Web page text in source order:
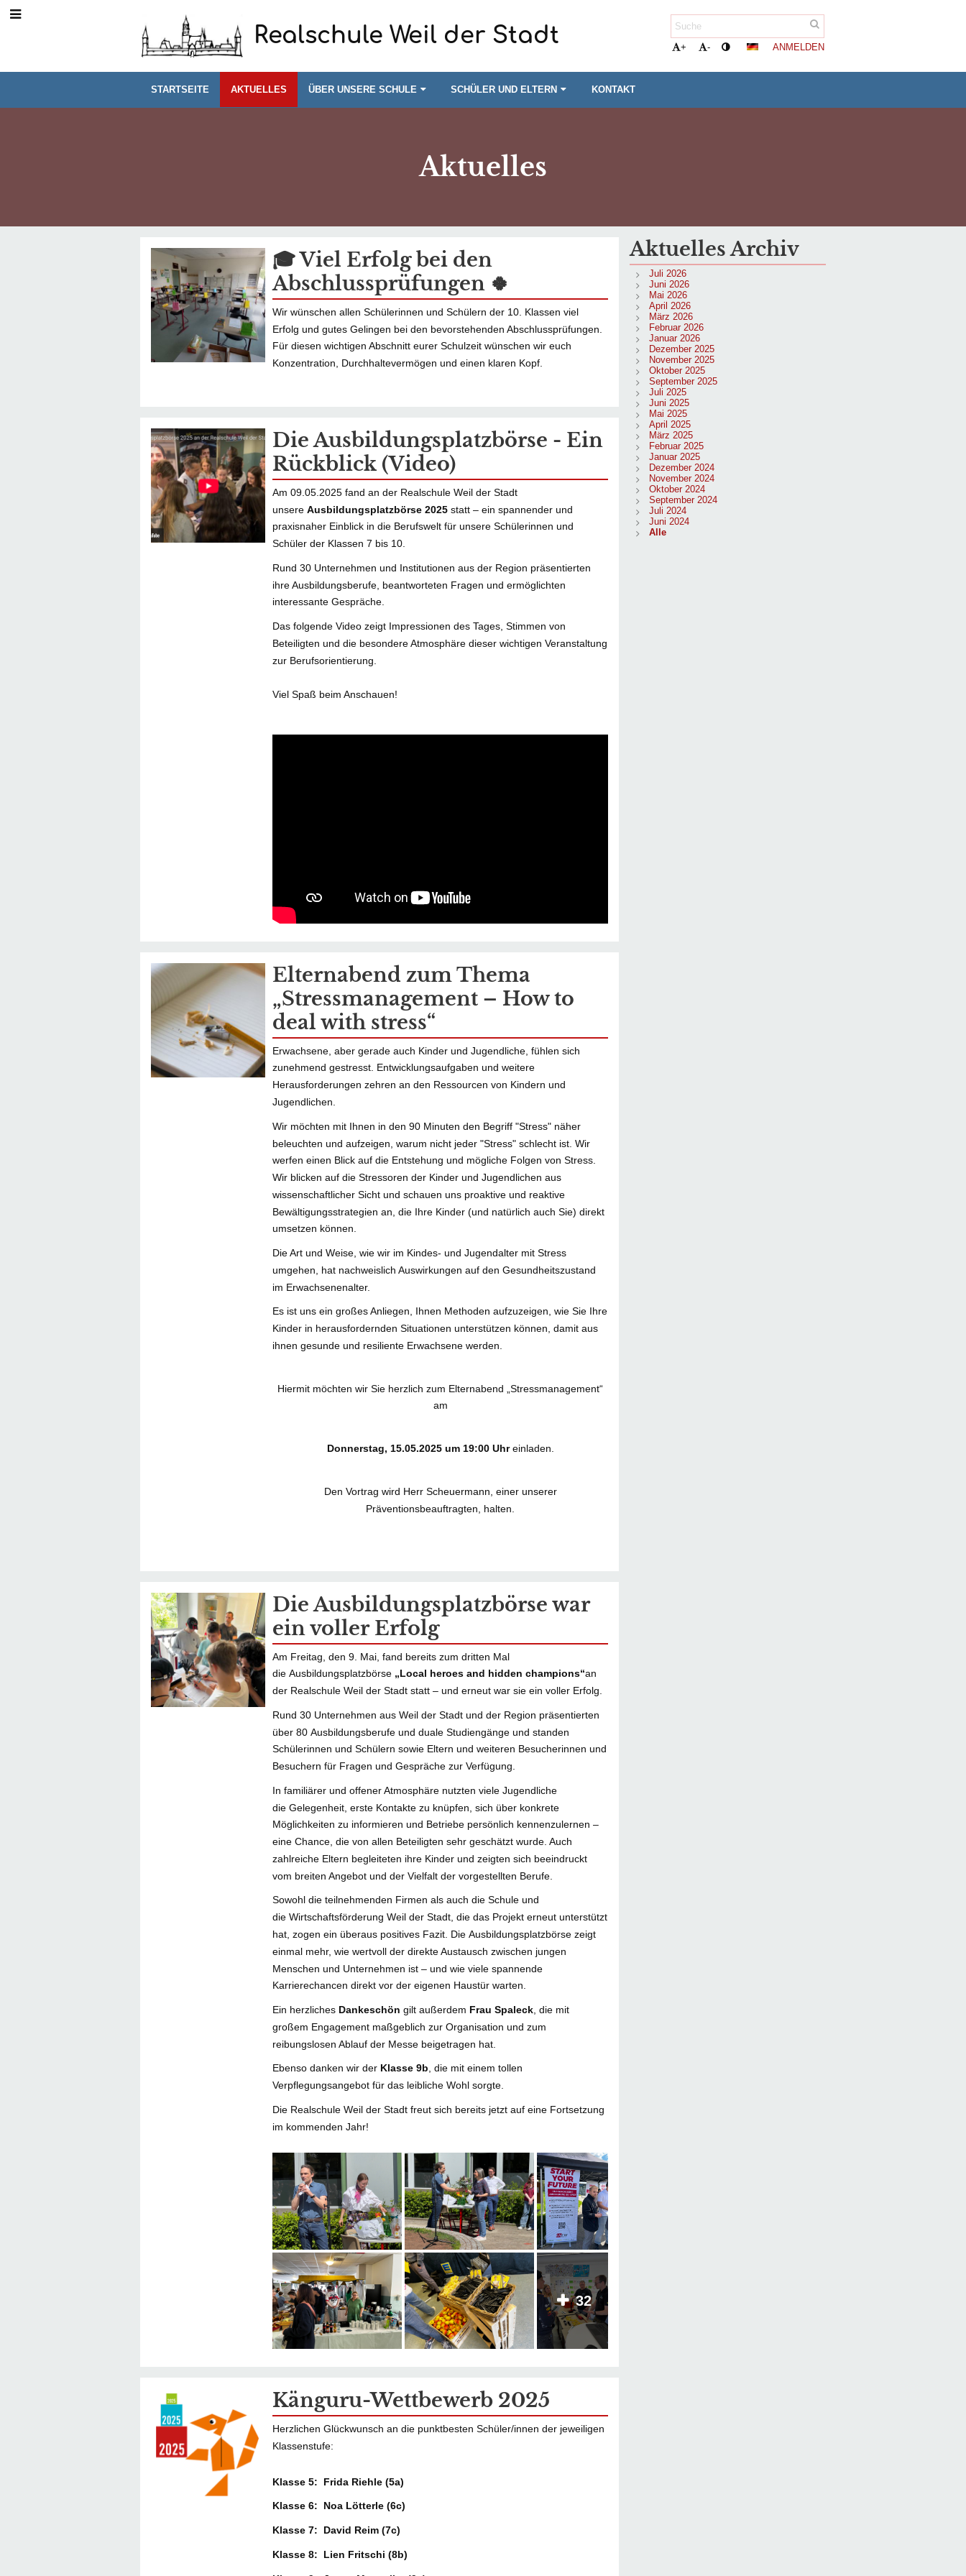
Realschule Weil der Stadt + - ANMELDEN
STARTSEITE AKTUELLES ÜBER UNSERE SCHULE SCHÜLER UND ELTERN KONTAKT
Aktuelles
Aktuelles
🎓 Viel Erfolg bei den
Abschlussprüfungen 🍀
Wir wünschen allen Schülerinnen und Schülern der 10. Klassen viel
Erfolg und gutes Gelingen bei den bevorstehenden Abschlussprüfungen.
Für diesen wichtigen Abschnitt eurer Schulzeit wünschen wir euch
Konzentration, Durchhaltevermögen und einen klaren Kopf.
Die Ausbildungsplatzbörse - Ein
Rückblick (Video)
Am 09.05.2025 fand an der Realschule Weil der Stadt
unsereAusbildungsplatzbörse 2025 statt – ein spannender und
praxisnaher Einblick in die Berufswelt für unsere Schülerinnen und
Schüler der Klassen 7 bis 10.
Rund 30 Unternehmen und Institutionen aus der Region präsentierten
ihre Ausbildungsberufe, beantworteten Fragen und ermöglichten
interessante Gespräche.
Das folgende Video zeigt Impressionen des Tages, Stimmen von
Beteiligten und die besondere Atmosphäre dieser wichtigen Veranstaltung
zur Berufsorientierung.
Viel Spaß beim Anschauen!
Elternabend zum Thema
„Stressmanagement – How to
deal with stress“
Erwachsene, aber gerade auch Kinder und Jugendliche, fühlen sich
zunehmend gestresst. Entwicklungsaufgaben und weitere
Herausforderungen zehren an den Ressourcen von Kindern und
Jugendlichen.
Wir möchten mit Ihnen in den 90 Minuten den Begriff "Stress" näher
beleuchten und aufzeigen, warum nicht jeder "Stress" schlecht ist. Wir
werfen einen Blick auf die Entstehung und mögliche Folgen von Stress.
Wir blicken auf die Stressoren der Kinder und Jugendlichen aus
wissenschaftlicher Sicht und schauen uns proaktive und reaktive
Bewältigungsstrategien an, die Ihre Kinder (und natürlich auch Sie) direkt
umsetzen können.
Die Art und Weise, wie wir im Kindes- und Jugendalter mit Stress
umgehen, hat nachweislich Auswirkungen auf den Gesundheitszustand
im Erwachsenenalter.
Es ist uns ein großes Anliegen, Ihnen Methoden aufzuzeigen, wie Sie Ihre
Kinder in herausfordernden Situationen unterstützen können, damit aus
ihnen gesunde und resiliente Erwachsene werden.
Hiermit möchten wir Sie herzlich zum Elternabend „Stressmanagement“
am
Donnerstag, 15.05.2025 um 19:00 Uhreinladen.
Den Vortrag wird Herr Scheuermann, einer unserer
Präventionsbeauftragten, halten.
Die Ausbildungsplatzbörse war
ein voller Erfolg
Am Freitag, den 9. Mai, fand bereits zum dritten Mal
die Ausbildungsplatzbörse „Local heroes and hidden champions“an
der Realschule Weil der Stadt statt – und erneut war sie ein voller Erfolg.
Rund 30 Unternehmen aus Weil der Stadt und der Region präsentierten
über 80 Ausbildungsberufe und duale Studiengänge und standen
Schülerinnen und Schülern sowie Eltern und weiteren Besucherinnen und
Besuchern für Fragen und Gespräche zur Verfügung.
In familiärer und offener Atmosphäre nutzten viele Jugendliche
die Gelegenheit, erste Kontakte zu knüpfen, sich über konkrete
Möglichkeiten zu informieren und Betriebe persönlich kennenzulernen –
eine Chance, die von allen Beteiligten sehr geschätzt wurde. Auch
zahlreiche Eltern begleiteten ihre Kinder und zeigten sich beeindruckt
vom breiten Angebot und der Vielfalt der vorgestellten Berufe.
Sowohl die teilnehmenden Firmen als auch die Schule und
die Wirtschaftsförderung Weil der Stadt, die das Projekt erneut unterstützt
hat, zogen ein überaus positives Fazit. Die Ausbildungsplatzbörse zeigt
einmal mehr, wie wertvoll der direkte Austausch zwischen jungen
Menschen und Unternehmen ist – und wie viele spannende
Karrierechancen direkt vor der eigenen Haustür warten.
Ein herzliches Dankeschön gilt außerdem Frau Spaleck, die mit
großem Engagement maßgeblich zur Organisation und zum
reibungslosen Ablauf der Messe beigetragen hat.
Ebenso danken wir der Klasse 9b, die mit einem tollen
Verpflegungsangebot für das leibliche Wohl sorgte.
Die Realschule Weil der Stadt freut sich bereits jetzt auf eine Fortsetzung
im kommenden Jahr!
32
Känguru-Wettbewerb 2025
Herzlichen Glückwunsch an die punktbesten Schüler/innen der jeweiligen
Klassenstufe:
Klasse 5: Frida Riehle (5a)
Klasse 6: Noa Lötterle (6c)
Klasse 7: David Reim (7c)
Klasse 8: Lien Fritschi (8b)
Aktuelles Archiv
Juli 2026
Juni 2026
Mai 2026
April 2026
März 2026
Februar 2026
Januar 2026
Dezember 2025
November 2025
Oktober 2025
September 2025
Juli 2025
Juni 2025
Mai 2025
April 2025
März 2025
Februar 2025
Januar 2025
Dezember 2024
November 2024
Oktober 2024
September 2024
Juli 2024
Juni 2024
Alle